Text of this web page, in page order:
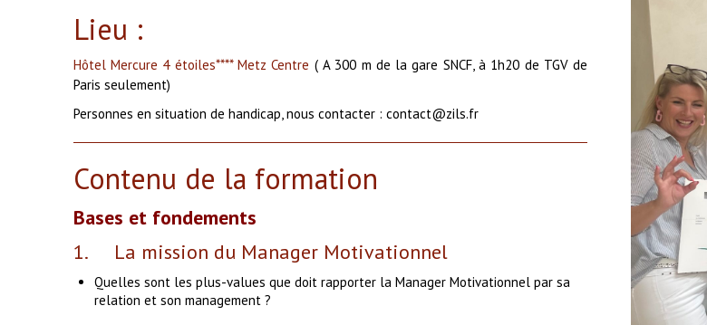
Lieu :
Hôtel Mercure 4 étoiles**** Metz Centre ( A 300 m de la gare SNCF, à 1h20 de TGV de
Paris seulement)
Personnes en situation de handicap, nous contacter : contact@zils.fr
Contenu de la formation
Bases et fondements
1. La mission du Manager Motivationnel
Quelles sont les plus-values que doit rapporter la Manager Motivationnel par sa
relation et son management ?